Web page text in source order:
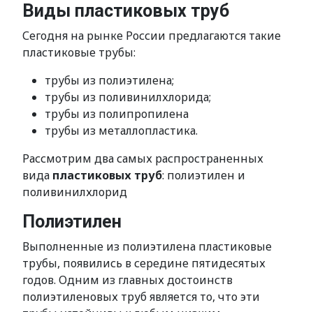
Виды пластиковых труб
Сегодня на рынке России предлагаются такие
пластиковые трубы:
трубы из полиэтилена;
трубы из поливинилхлорида;
трубы из полипропилена
трубы из металлопластика.
Рассмотрим два самых распространенных
вида пластиковых труб: полиэтилен и
поливинилхлорид
Полиэтилен
Выполненные из полиэтилена пластиковые
трубы, появились в середине пятидесятых
годов. Одним из главных достоинств
полиэтиленовых труб является то, что эти